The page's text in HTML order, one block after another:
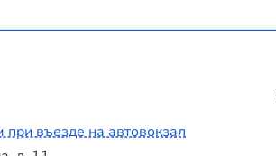
въезде на автовокзал